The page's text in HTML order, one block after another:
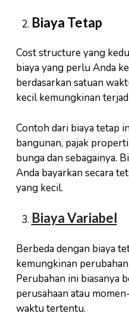
Biaya Tetap
Cost structure yang
biaya yang perlu Anda
berdasarkan satuan
kecil kemungkinan
Contoh dari biaya tetap
bangunan, pajak
bunga dan sebagainya.
Anda bayarkan secara
yang kecil.
Biaya Variabel
Berbeda dengan biaya
kemungkinan
Perubahan ini biasanya
perusahaan atau
waktu tertentu.